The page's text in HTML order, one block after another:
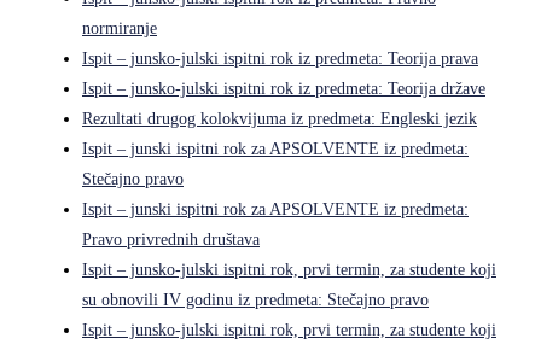
normiranje
Ispit – junsko-julski ispitni rok iz predmeta: Teorija prava
Ispit – junsko-julski ispitni rok iz predmeta: Teorija države
Rezultati drugog kolokvijuma iz predmeta: Engleski jezik
Ispit – junski ispitni rok za APSOLVENTE iz predmeta:
Stečajno pravo
Ispit – junski ispitni rok za APSOLVENTE iz predmeta:
Pravo privrednih društava
Ispit – junsko-julski ispitni rok, prvi termin, za studente koji
su obnovili IV godinu iz predmeta: Stečajno pravo
Ispit – junsko-julski ispitni rok, prvi termin, za studente koji